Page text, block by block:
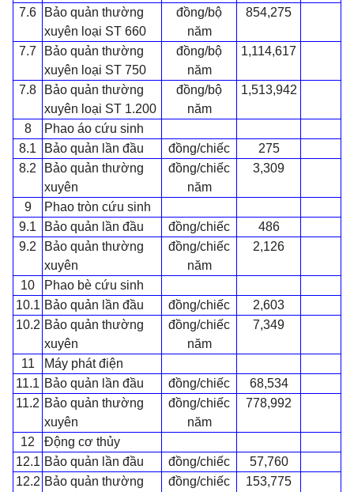
7.6
Bảo quản thường
xuyên loại ST 660
đồng/bộ
năm
854,275
7.7
Bảo quản thường
xuyên loại ST 750
đồng/bộ
năm
1,114,617
7.8
Bảo quản thường
xuyên loại ST 1.200
đồng/bộ
năm
1,513,942
8
Phao áo cứu sinh
8.1
Bảo quản lần đầu đồng/chiếc
275
8.2
Bảo quản thường
xuyên
đồng/chiếc
năm
3,309
9
Phao tròn cứu sinh
9.1
Bảo quản lần đầu đồng/chiếc
486
9.2
Bảo quản thường
xuyên
đồng/chiếc
năm
2,126
10
Phao bè cứu sinh
10.1 Bảo quản lần đầu đồng/chiếc
2,603
10.2 Bảo quản thường
xuyên
đồng/chiếc
năm
7,349
11
Máy phát điện
11.1 Bảo quản lần đầu đồng/chiếc
68,534
11.2 Bảo quản thường
xuyên
đồng/chiếc
năm
778,992
12
Động cơ thủy
12.1 Bảo quản lần đầu đồng/chiếc
57,760
12.2 Bảo quản thường
đồng/chiếc
153,775